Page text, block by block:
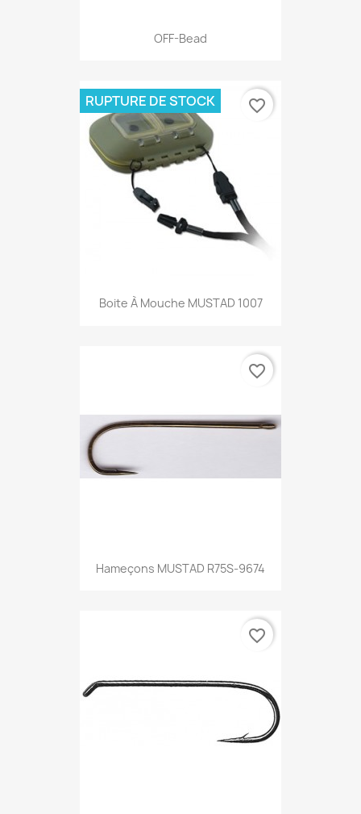
OFF-Bead
Boite À Mouche MUSTAD 1007
RUPTURE DE STOCK favorite_border
Hameçons MUSTAD R75S-9674
favorite_border
favorite_border